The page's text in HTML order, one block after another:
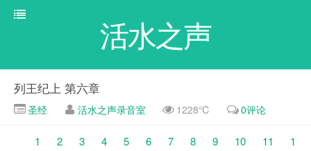
活水之声
列王纪上 第六章
圣经 活水之声录音室 1228℃ 0评论
1 2 3 4 5 6 7 8 9 10 11
1